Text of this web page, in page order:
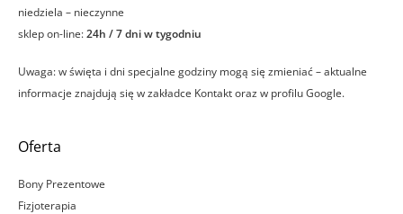
niedziela – nieczynne
sklep on-line:24h / 7 dni w tygodniu
Uwaga: w święta i dni specjalne godziny mogą się zmieniać – aktualne
informacje znajdują się w zakładce Kontakt oraz w profilu Google.
Oferta
Bony Prezentowe
Fizjoterapia